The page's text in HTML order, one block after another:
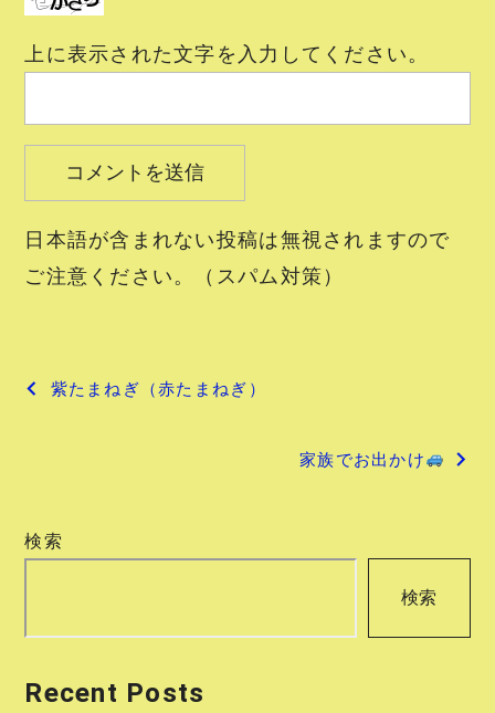
上に表示された文字を入力してください。
日本語が含まれない投稿は無視されますので
ご注意ください。（スパム対策）
投
ゲ
ョ
紫たまねぎ（赤たまねぎ）
家族でお出かけ
検索
検索
Recent Posts